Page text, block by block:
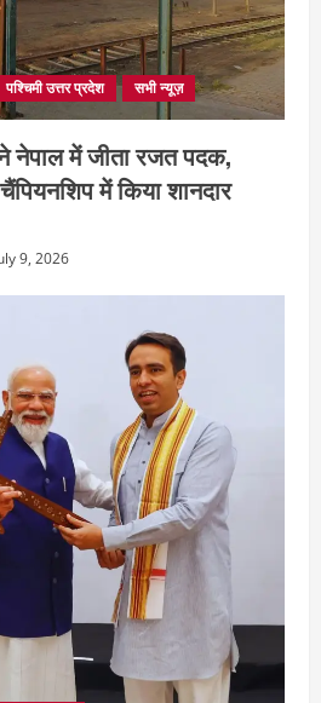
पश्चिमी उत्तर प्रदेश सभी न्यूज़
नेपाल में जीता रजत पदक,
में किया शानदार
9, 2026